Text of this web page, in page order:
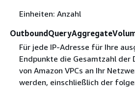
Einheiten: Anzahl
Für jede IP-Adresse für Ihre
Endpunkte die Gesamtzahl der
von Amazon VPCs an Ihr
werden, einschließlich der